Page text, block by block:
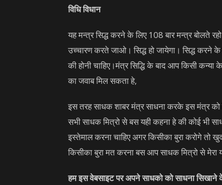
विधि विधान
यह मन्त्र सिद्ध करने के लिए 108 बार मन्त्र बोलते
उच्चारण करते जाओ। सिद्ध हो जायेगा। सिद्ध करने
की होनी चाहिए।मंत्र सिद्धि के बाद आप किसी
का जवाब मिल सकता हे,
इस तरह साधक शाबर मंत्र साधना करके इस मंत्र को
सभी साधक मित्रो से बस यही कहना हे की कोई भी
इस्तेमाल करना चाहिए अगर किसीका बुरा करोगे तो
किसीका बुरा मत करना बस आप साधक मित्रो से मेरा
हम इस वेबसाइट पर अपने साधको को साधना